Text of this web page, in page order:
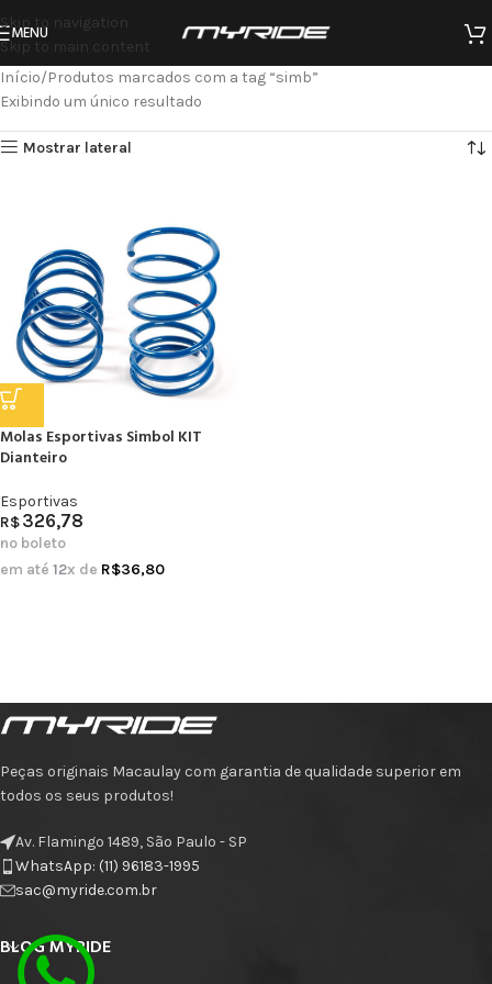
Skip to navigation
Skip to main content
MENU
Início Produtos marcados com a tag “simb”
Exibindo um único resultado
Mostrar lateral
Molas Esportivas Simbol KIT
Dianteiro
Esportivas
R$326,78
no boleto
em até 12x de R$36,80
Peças originais Macaulay com garantia de qualidade superior em
todos os seus produtos!
Av. Flamingo 1489, São Paulo - SP
WhatsApp: (11) 96183-1995
sac@myride.com.br
BLOG MYRIDE